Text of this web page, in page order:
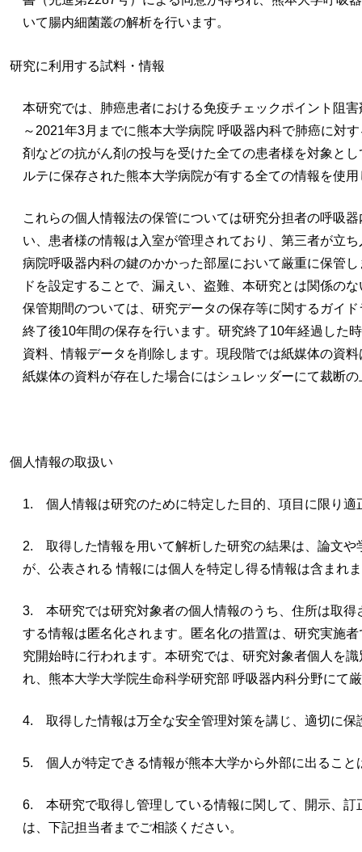
いて腸内細菌叢の解析を行います。
研究に利用する試料・情報
本研究では、肺癌患者における免疫チェックポイント阻
～2021年3月までに熊本大学病院 呼吸器内科で肺癌に対
剤などの抗がん剤の投与を受けた全ての患者様を対象と
ルテに保存された熊本大学病院が有する全ての情報を使
これらの個人情報法の保管については研究分担者の呼吸
い、患者様の情報は入室が管理されており、第三者が立
病院呼吸器内科の鍵のかかった部屋において厳重に保管
ドを設定することで、漏えい、盗難、本研究とは関係の
保管期間のついては、研究データの保存等に関するガイ
終了後10年間の保存を行います。研究終了10年経過した
資料、情報データを削除します。現段階では紙媒体の資
紙媒体の資料が存在した場合にはシュレッダーにて裁断
個人情報の取扱い
1. 個人情報は研究のために特定した目的、項目に限り適
2. 取得した情報を用いて解析した研究の結果は、論文や
が、公表される 情報には個人を特定し得る情報は含まれ
3. 本研究では研究対象者の個人情報のうち、住所は取得
する情報は匿名化されます。匿名化の措置は、研究実施
究開始時に行われます。本研究では、研究対象者個人を
れ、熊本大学大学院生命科学研究部 呼吸器内科分野にて
4. 取得した情報は万全な安全管理対策を講じ、適切に保
5. 個人が特定できる情報が熊本大学から外部に出ること
6. 本研究で取得し管理している情報に関して、開示、訂
は、下記担当者までご相談ください。